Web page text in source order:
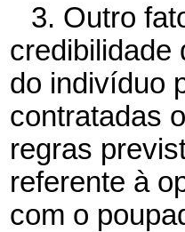
3. Outro
credibilidade
do indivíduo
contratadas
regras
referente à
com o